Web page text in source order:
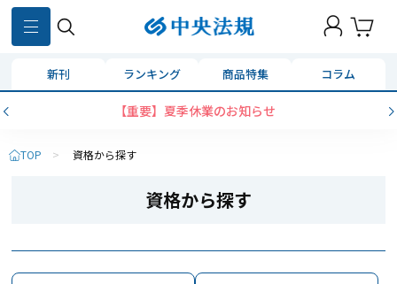
新刊 ランキング 商品特集 コラム
コンビニ決済に「セブンイレブン」を追加いたしました
TOP > 資格から探す
資格から探す